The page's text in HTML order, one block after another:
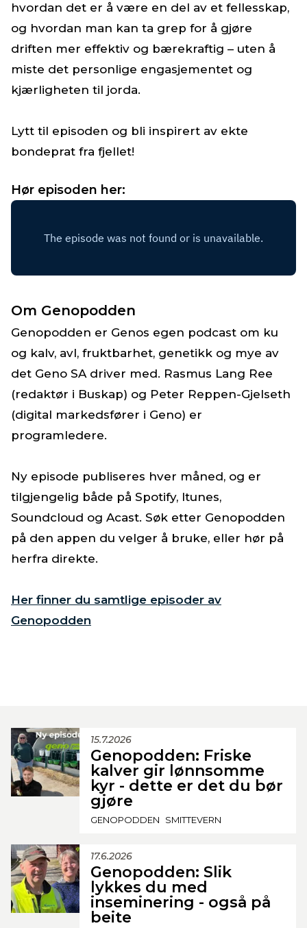
hvordan det er å være en del av et fellesskap,
og hvordan man kan ta grep for å gjøre
driften mer effektiv og bærekraftig – uten å
miste det personlige engasjementet og
kjærligheten til jorda.
Lytt til episoden og bli inspirert av ekte
bondeprat fra fjellet!
Hør episoden her:
Om Genopodden
Genopodden er Genos egen podcast om ku
og kalv, avl, fruktbarhet, genetikk og mye av
det Geno SA driver med. Rasmus Lang Ree
(redaktør i Buskap) og Peter Reppen-Gjelseth
(digital markedsfører i Geno) er
programledere.
Ny episode publiseres hver måned, og er
tilgjengelig både på Spotify, Itunes,
Soundcloud og Acast. Søk etter Genopodden
på den appen du velger å bruke, eller hør på
herfra direkte.
Her finner du samtlige episoder av
Genopodden
15.7.2026
Genopodden: Friske
kalver gir lønnsomme
kyr - dette er det du bør
gjøre
GENOPODDEN SMITTEVERN
17.6.2026
Genopodden: Slik
lykkes du med
inseminering - også på
beite